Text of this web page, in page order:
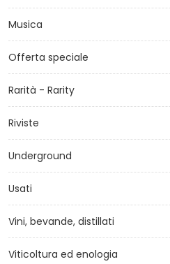
Musica
Offerta speciale
Rarità - Rarity
Riviste
Underground
Usati
Vini, bevande, distillati
Viticoltura ed enologia